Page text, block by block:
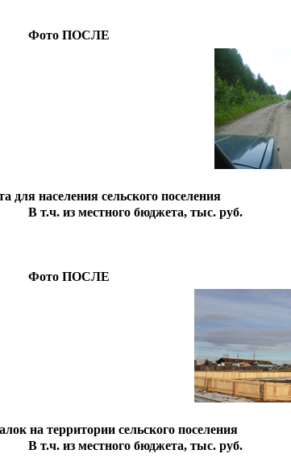
Фото ПОСЛЕ
для населения сельского поселения
В т.ч. из местного бюджета, тыс. руб.
Фото ПОСЛЕ
на территории сельского поселения
В т.ч. из местного бюджета, тыс. руб.